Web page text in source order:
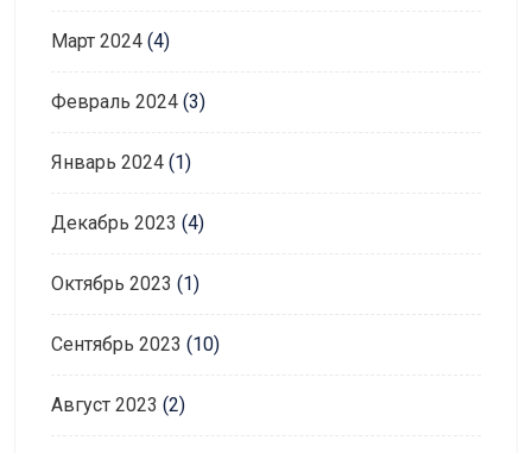
Март 2024 (4)
Февраль 2024 (3)
Январь 2024 (1)
Декабрь 2023 (4)
Октябрь 2023 (1)
Сентябрь 2023 (10)
Август 2023 (2)